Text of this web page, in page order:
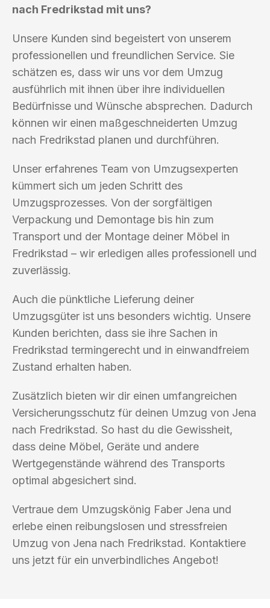
nach Fredrikstad mit uns?
Unsere Kunden sind begeistert von unserem
professionellen und freundlichen Service. Sie
schätzen es, dass wir uns vor dem Umzug
ausführlich mit ihnen über ihre individuellen
Bedürfnisse und Wünsche absprechen. Dadurch
können wir einen maßgeschneiderten Umzug
nach Fredrikstad planen und durchführen.
Unser erfahrenes Team von Umzugsexperten
kümmert sich um jeden Schritt des
Umzugsprozesses. Von der sorgfältigen
Verpackung und Demontage bis hin zum
Transport und der Montage deiner Möbel in
Fredrikstad – wir erledigen alles professionell und
zuverlässig.
Auch die pünktliche Lieferung deiner
Umzugsgüter ist uns besonders wichtig. Unsere
Kunden berichten, dass sie ihre Sachen in
Fredrikstad termingerecht und in einwandfreiem
Zustand erhalten haben.
Zusätzlich bieten wir dir einen umfangreichen
Versicherungsschutz für deinen Umzug von Jena
nach Fredrikstad. So hast du die Gewissheit,
dass deine Möbel, Geräte und andere
Wertgegenstände während des Transports
optimal abgesichert sind.
Vertraue dem Umzugskönig Faber Jena und
erlebe einen reibungslosen und stressfreien
Umzug von Jena nach Fredrikstad. Kontaktiere
uns jetzt für ein unverbindliches Angebot!